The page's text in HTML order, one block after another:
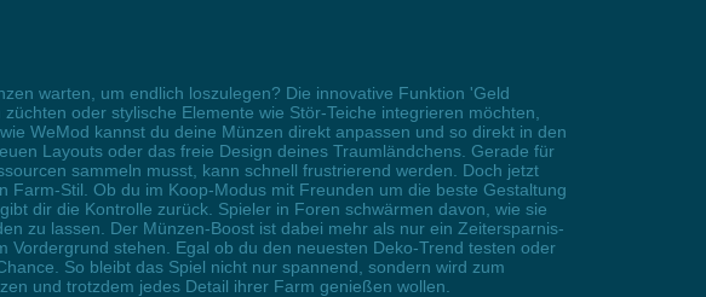
warten, um endlich loszulegen? Die innovative Funktion 'Geld
oder stylische Elemente wie Stör-Teiche integrieren möchten,
WeMod kannst du deine Münzen direkt anpassen und so direkt in den
Layouts oder das freie Design deines Traumländchens. Gerade für
sammeln musst, kann schnell frustrierend werden. Doch jetzt
Stil. Ob du im Koop-Modus mit Freunden um die beste Gestaltung
dir die Kontrolle zurück. Spieler in Foren schwärmen davon, wie sie
zu lassen. Der Münzen-Boost ist dabei mehr als nur ein Zeitersparnis-
stehen. Egal ob du den neuesten Deko-Trend testen oder
So bleibt das Spiel nicht nur spannend, sondern wird zum
und trotzdem jedes Detail ihrer Farm genießen wollen.